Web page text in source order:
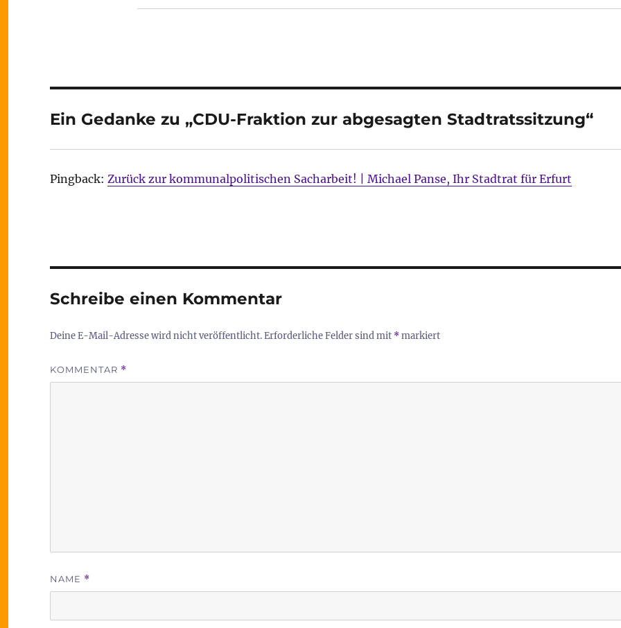
Ein Gedanke zu „CDU-Fraktion zur abgesagten Stadtratssitzung“
Pingback: Zurück zur kommunalpolitischen Sacharbeit! | Michael Panse, Ihr Stadtrat für Erfurt
Schreibe einen Kommentar
Deine E-Mail-Adresse wird nicht veröffentlicht.Erforderliche Felder sind mit *markiert
KOMMENTAR *
NAME *